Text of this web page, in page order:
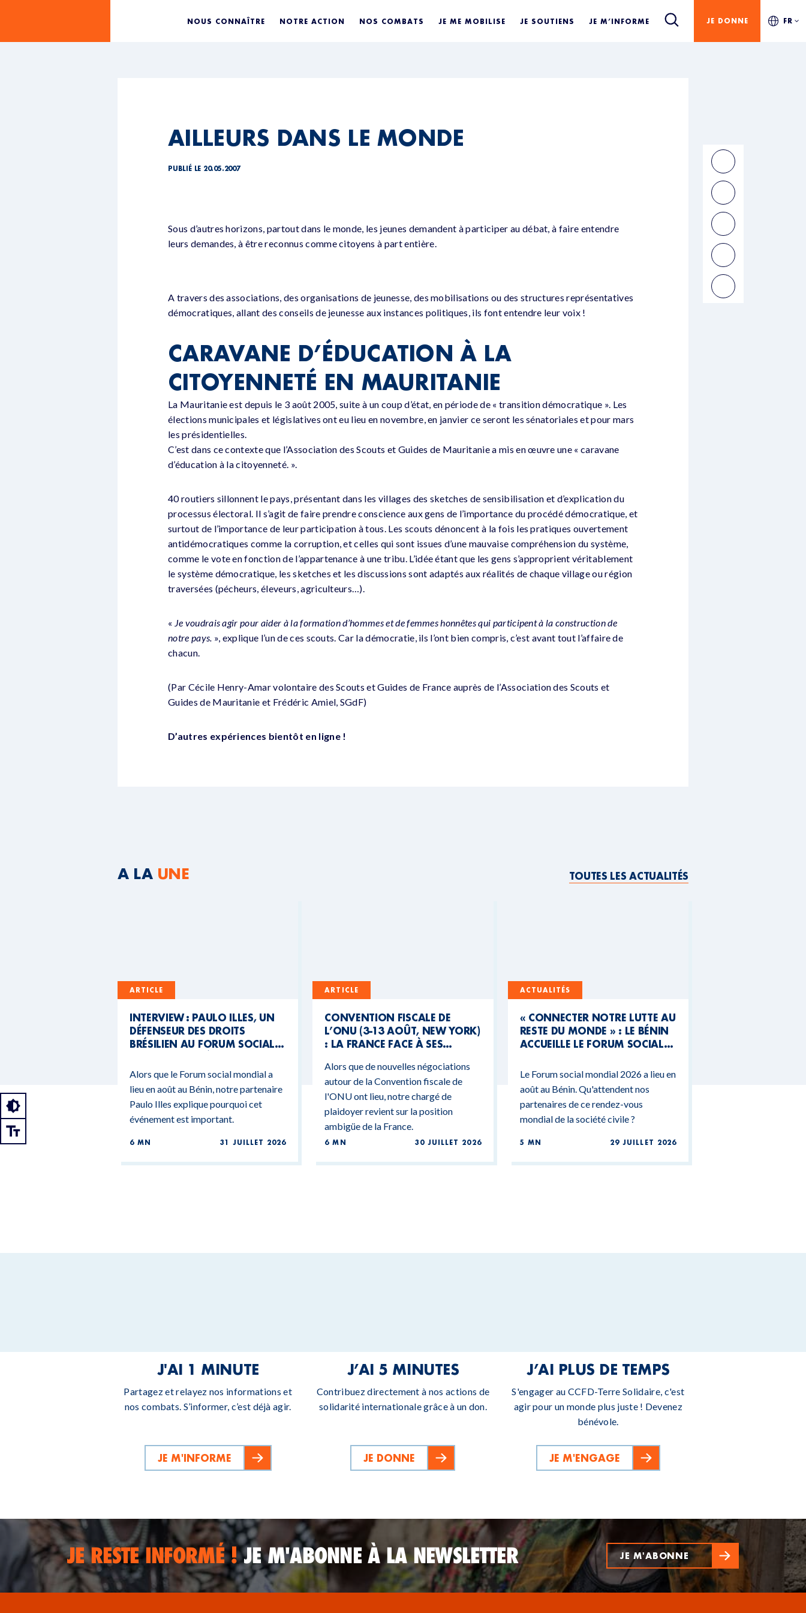
NOUS CONNAÎTRE NOTRE ACTION NOS COMBATS JE ME MOBILISE JE SOUTIENS JE M’INFORME JE DONNE FR
AILLEURS DANS LE MONDE
PUBLIÉ LE 20.05.2007
Sous d’autres horizons, partout dans le monde, les jeunes demandent à participer au débat, à faire entendre
leurs demandes, à être reconnus comme citoyens à part entière.
A travers des associations, des organisations de jeunesse, des mobilisations ou des structures représentatives
démocratiques, allant des conseils de jeunesse aux instances politiques, ils font entendre leur voix !
CARAVANE D’ÉDUCATION À LA
CITOYENNETÉ EN MAURITANIE
La Mauritanie est depuis le 3 août 2005, suite à un coup d’état, en période de « transition démocratique ». Les
élections municipales et législatives ont eu lieu en novembre, en janvier ce seront les sénatoriales et pour mars
les présidentielles.
C’est dans ce contexte que l’Association des Scouts et Guides de Mauritanie a mis en œuvre une « caravane
d’éducation à la citoyenneté. ».
40 routiers sillonnent le pays, présentant dans les villages des sketches de sensibilisation et d’explication du
processus électoral. Il s’agit de faire prendre conscience aux gens de l’importance du procédé démocratique, et
surtout de l’importance de leur participation à tous. Les scouts dénoncent à la fois les pratiques ouvertement
antidémocratiques comme la corruption, et celles qui sont issues d’une mauvaise compréhension du système,
comme le vote en fonction de l’appartenance à une tribu. L’idée étant que les gens s’approprient véritablement
le système démocratique, les sketches et les discussions sont adaptés aux réalités de chaque village ou région
traversées (pécheurs, éleveurs, agriculteurs…).
« Je voudrais agir pour aider à la formation d’hommes et de femmes honnêtes qui participent à la construction de
notre pays. », explique l’un de ces scouts. Car la démocratie, ils l’ont bien compris, c’est avant tout l’affaire de
chacun.
(Par Cécile Henry-Amar volontaire des Scouts et Guides de France auprès de l’Association des Scouts et
Guides de Mauritanie et Frédéric Amiel, SGdF)
D’autres expériences bientôt en ligne !
A LA UNE TOUTES LES ACTUALITÉS
ARTICLE
INTERVIEW : PAULO ILLES, UN
DÉFENSEUR DES DROITS
BRÉSILIEN AU FORUM SOCIAL
Alors que le Forum social mondial a
lieu en août au Bénin, notre partenaire
Paulo Illes explique pourquoi cet
événement est important.
6 MN 31 JUILLET 2026
ARTICLE
CONVENTION FISCALE DE
L’ONU (3-13 AOÛT, NEW YORK)
: LA FRANCE FACE À SES
BUDGÉTAIRES
Alors que de nouvelles négociations
autour de la Convention fiscale de
l'ONU ont lieu, notre chargé de
plaidoyer revient sur la position
ambigüe de la France.
6 MN 30 JUILLET 2026
ACTUALITÉS
« CONNECTER NOTRE LUTTE AU
RESTE DU MONDE » : LE BÉNIN
ACCUEILLE LE FORUM SOCIAL
Le Forum social mondial 2026 a lieu en
août au Bénin. Qu'attendent nos
partenaires de ce rendez-vous
mondial de la société civile ?
5 MN 29 JUILLET 2026
J'AI 1 MINUTE
Partagez et relayez nos informations et
nos combats. S’informer, c’est déjà agir.
JE M'INFORME
J’AI 5 MINUTES
Contribuez directement à nos actions de
solidarité internationale grâce à un don.
JE DONNE
J’AI PLUS DE TEMPS
S'engager au CCFD-Terre Solidaire, c'est
agir pour un monde plus juste ! Devenez
bénévole.
JE M'ENGAGE
JE RESTE INFORMÉ !JE M'ABONNE À LA NEWSLETTER JE M'ABONNE